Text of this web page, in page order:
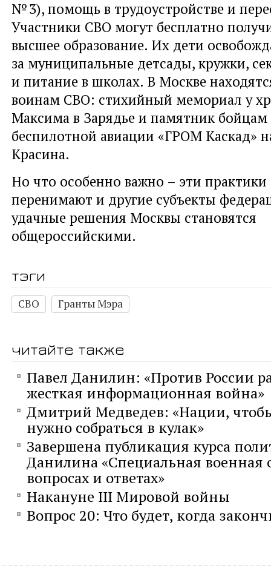
№ 3), помощь в трудоустройстве и
Участники СВО могут бесплатно
высшее образование. Их дети
за муниципальные детсады, кружки,
и питание в школах. В Москве
воинам СВО: стихийный мемориал у
Максима в Зарядье и памятник
беспилотной авиации «ГРОМ Каскад»
Красина.
Но что особенно важно – эти
перенимают и другие субъекты
удачные решения Москвы становятся
общероссийскими.
тэги
СВО Гранты Мэра
читайте также
Павел Данилин: «Против России
жесткая информационная война»
Дмитрий Медведев: «Нации,
нужно собраться в кулак»
Завершена публикация курса
Данилина «Специальная военная
вопросах и ответах»
Накануне III Мировой войны
Вопрос 20: Что будет, когда